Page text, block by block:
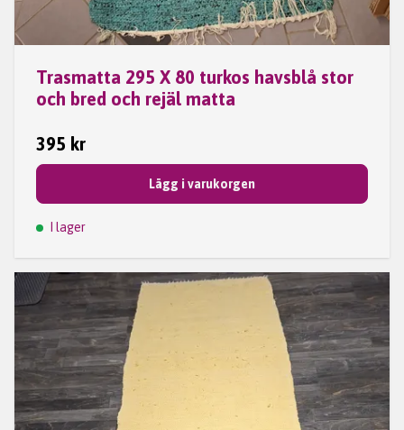
Trasmatta 295 X 80 turkos havsblå stor
och bred och rejäl matta
395 kr
Lägg i varukorgen
I lager